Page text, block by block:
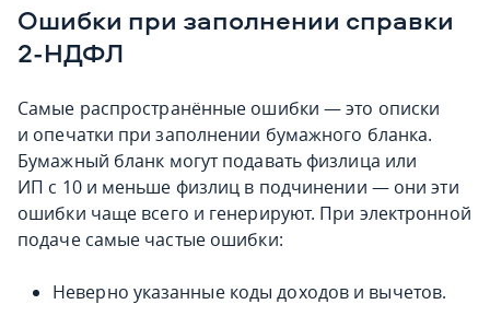
Ошибки при заполнении справки
2-НДФЛ
Самые распространённые ошибки — это описки
и опечатки при заполнении бумажного бланка.
Бумажный бланк могут подавать физлица или
ИП с 10 и меньше физлиц в подчинении — они эти
ошибки чаще всего и генерируют. При электронной
подаче самые частые ошибки:
Неверно указанные коды доходов и вычетов.